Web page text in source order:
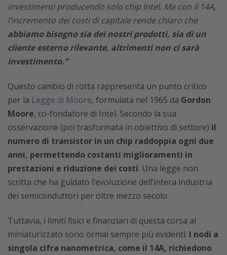
investimenti producendo solo chip Intel. Ma con il 14A,
l’incremento dei costi di capitale rende chiaro che
abbiamo bisogno sia dei nostri prodotti, sia di un
cliente esterno rilevante, altrimenti non ci sarà
investimento.”
Questo cambio di rotta rappresenta un punto critico
per la Legge di Moore, formulata nel 1965 da Gordon
Moore, co-fondatore di Intel. Secondo la sua
osservazione (poi trasformata in obiettivo di settore) il
numero di transistor in un chip raddoppia ogni due
anni, permettendo costanti miglioramenti in
prestazioni e riduzione dei costi. Una legge non
scritta che ha guidato l’evoluzione dell’intera industria
dei semiconduttori per oltre mezzo secolo.
Tuttavia, i limiti fisici e finanziari di questa corsa al
miniaturizzato sono ormai sempre più evidenti. I nodi a
singola cifra nanometrica, come il 14A, richiedono